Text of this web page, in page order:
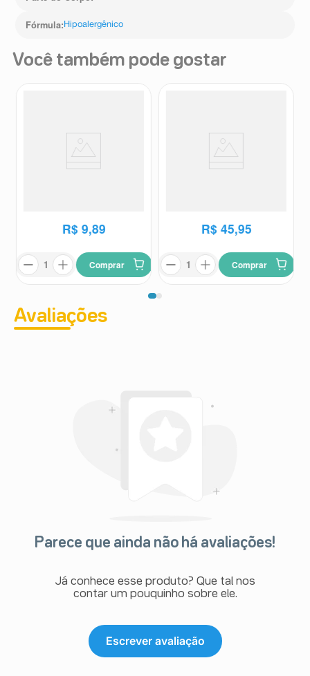
Fórmula: Hipoalergênico
Você também pode gostar
R$ 9,89
Comprar
R$ 45,95
Comprar
Avaliações
Parece que ainda não há avaliações!
Já conhece esse produto? Que tal nos
contar um pouquinho sobre ele.
Escrever avaliação